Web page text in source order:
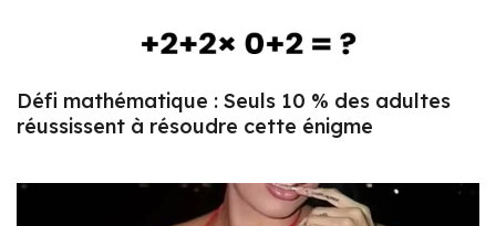
Défi mathématique : Seuls 10 % des adultes
réussissent à résoudre cette énigme